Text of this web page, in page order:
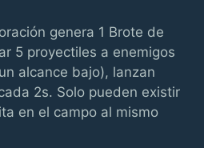
genera 1 Brote de
5 proyectiles a enemigos
alcance bajo), lanzan
2s. Solo pueden existir
en el campo al mismo